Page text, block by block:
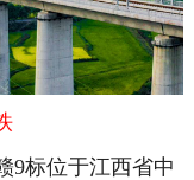
标位于江西省中